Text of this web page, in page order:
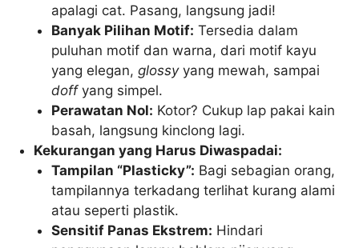
apalagi cat. Pasang, langsung jadi!
Banyak Pilihan Motif: Tersedia dalam
puluhan motif dan warna, dari motif kayu
yang elegan,glossyyang mewah, sampai
doffyang simpel.
Perawatan Nol: Kotor? Cukup lap pakai kain
basah, langsung kinclong lagi.
Kekurangan yang Harus Diwaspadai:
Tampilan “Plasticky”: Bagi sebagian orang,
tampilannya terkadang terlihat kurang alami
atau seperti plastik.
Sensitif Panas Ekstrem: Hindari